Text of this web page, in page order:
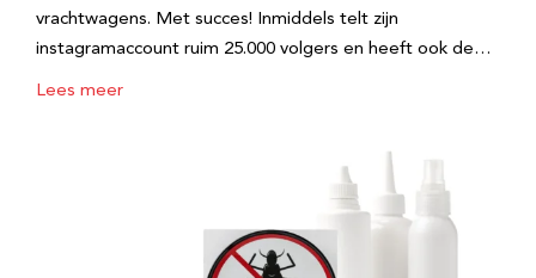
vrachtwagens. Met succes! Inmiddels telt zijn
instagramaccount ruim 25.000 volgers en heeft ook de…
Lees meer